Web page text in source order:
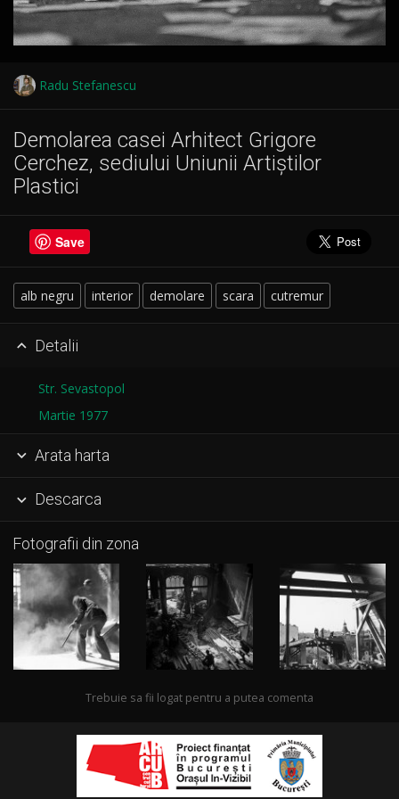
Radu Stefanescu
Demolarea casei Arhitect Grigore
Cerchez, sediului Uniunii Artiștilor
Plastici
Save
alb negru interior demolare scara cutremur
 Detalii
Str. Sevastopol
Martie 1977
 Arata harta
 Descarca
Fotografii din zona
Trebuie sa fii logat pentru a putea comenta